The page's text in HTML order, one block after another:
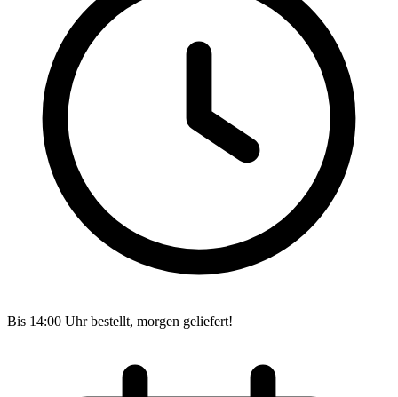
Bis 14:00 Uhr bestellt, morgen geliefert!